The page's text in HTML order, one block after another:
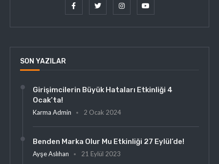
SON YAZILAR
Girişimcilerin Büyük Hataları Etkinliği 4
Ocak’ta!
Karma Admin 2 Ocak 2024
Benden Marka Olur Mu Etkinliği 27 Eylül’de!
Ayşe Aslıhan 21 Eylül 2023